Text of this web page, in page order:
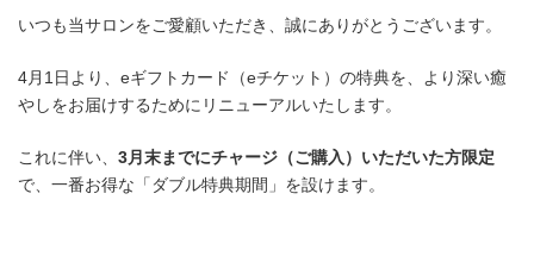
いつも当サロンをご愛顧いただき、誠にありがとうございます。
4月1日より、eギフトカード（eチケット）の特典を、より深い癒
やしをお届けするためにリニューアルいたします。
これに伴い、 3月末までにチャージ（ご購入）いただいた方限定
で、一番お得な「ダブル特典期間」を設けます。